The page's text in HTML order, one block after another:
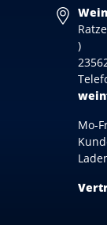
)
Mo-